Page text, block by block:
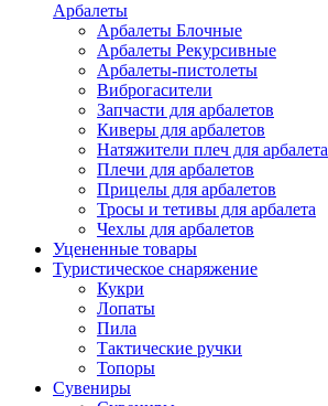
Арбалеты
Арбалеты Блочные
Арбалеты Рекурсивные
Арбалеты-пистолеты
Виброгасители
Запчасти для арбалетов
Киверы для арбалетов
Натяжители плеч для арбалета
Плечи для арбалетов
Прицелы для арбалетов
Тросы и тетивы для арбалета
Чехлы для арбалетов
Уцененные товары
Туристическое снаряжение
Кукри
Лопаты
Пила
Тактические ручки
Топоры
Сувениры